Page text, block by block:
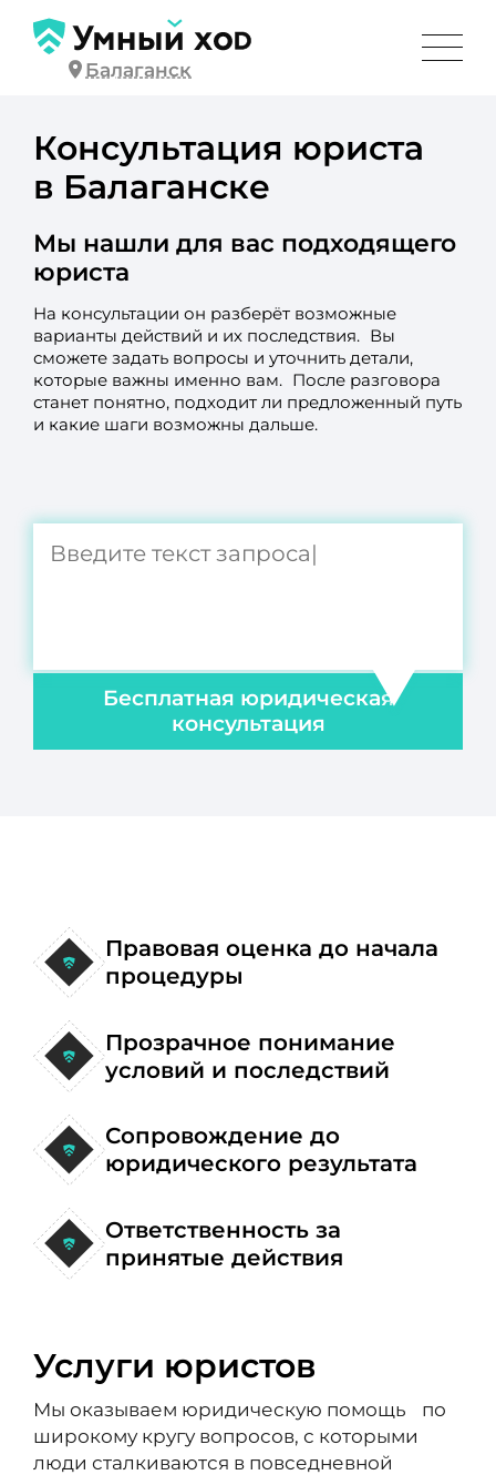
Балаганск
Консультация юриста
в Балаганске
Мы нашли для вас подходящего
юриста
На консультации он разберёт возможные
варианты действий и их последствия. Вы
сможете задать вопросы и уточнить детали,
которые важны именно вам. После разговора
станет понятно, подходит ли предложенный путь
и какие шаги возможны дальше.
Бесплатная юридическая
консультация
Правовая оценка до начала
процедуры
Прозрачное понимание
условий и последствий
Сопровождение до
юридического результата
Ответственность за
принятые действия
Услуги юристов
Мы оказываем юридическую помощь по
широкому кругу вопросов, с которыми
люди сталкиваются в повседневной